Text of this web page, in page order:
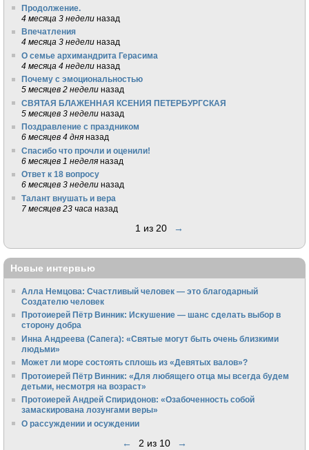
Продолжение.
4 месяца 3 недели назад
Впечатления
4 месяца 3 недели назад
О семье архимандрита Герасима
4 месяца 4 недели назад
Почему с эмоциональностью
5 месяцев 2 недели назад
СВЯТАЯ БЛАЖЕННАЯ КСЕНИЯ ПЕТЕРБУРГСКАЯ
5 месяцев 3 недели назад
Поздравление с праздником
6 месяцев 4 дня назад
Спасибо что прочли и оценили!
6 месяцев 1 неделя назад
Ответ к 18 вопросу
6 месяцев 3 недели назад
Талант внушать и вера
7 месяцев 23 часа назад
1 из 20 →
Новые интервью
Алла Немцова: Счастливый человек — это благодарный
Создателю человек
Протоиерей Пётр Винник: Искушение — шанс сделать выбор в
сторону добра
Инна Андреева (Сапега): «Святые могут быть очень близкими
людьми»
Может ли море состоять сплошь из «Девятых валов»?
Протоиерей Пётр Винник: «Для любящего отца мы всегда будем
детьми, несмотря на возраст»
Протоиерей Андрей Спиридонов: «Озабоченность собой
замаскирована лозунгами веры»
О рассуждении и осуждении
← 2 из 10 →